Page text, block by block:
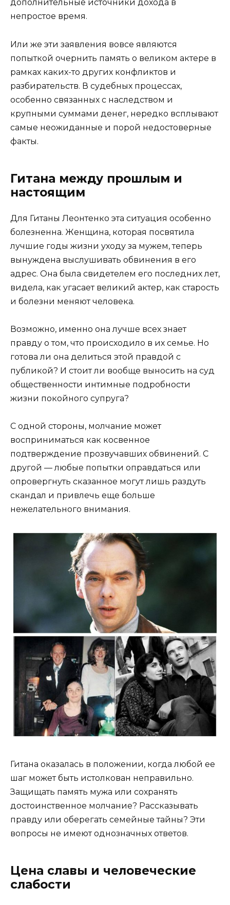
дополнительные источники дохода в
непростое время.
Или же эти заявления вовсе являются
попыткой очернить память о великом актере в
рамках каких-то других конфликтов и
разбирательств. В судебных процессах,
особенно связанных с наследством и
крупными суммами денег, нередко всплывают
самые неожиданные и порой недостоверные
факты.
Гитана между прошлым и
настоящим
Для Гитаны Леонтенко эта ситуация особенно
болезненна. Женщина, которая посвятила
лучшие годы жизни уходу за мужем, теперь
вынуждена выслушивать обвинения в его
адрес. Она была свидетелем его последних лет,
видела, как угасает великий актер, как старость
и болезни меняют человека.
Возможно, именно она лучше всех знает
правду о том, что происходило в их семье. Но
готова ли она делиться этой правдой с
публикой? И стоит ли вообще выносить на суд
общественности интимные подробности
жизни покойного супруга?
С одной стороны, молчание может
восприниматься как косвенное
подтверждение прозвучавших обвинений. С
другой — любые попытки оправдаться или
опровергнуть сказанное могут лишь раздуть
скандал и привлечь еще больше
нежелательного внимания.
Гитана оказалась в положении, когда любой ее
шаг может быть истолкован неправильно.
Защищать память мужа или сохранять
достоинственное молчание? Рассказывать
правду или оберегать семейные тайны? Эти
вопросы не имеют однозначных ответов.
Цена славы и человеческие
слабости